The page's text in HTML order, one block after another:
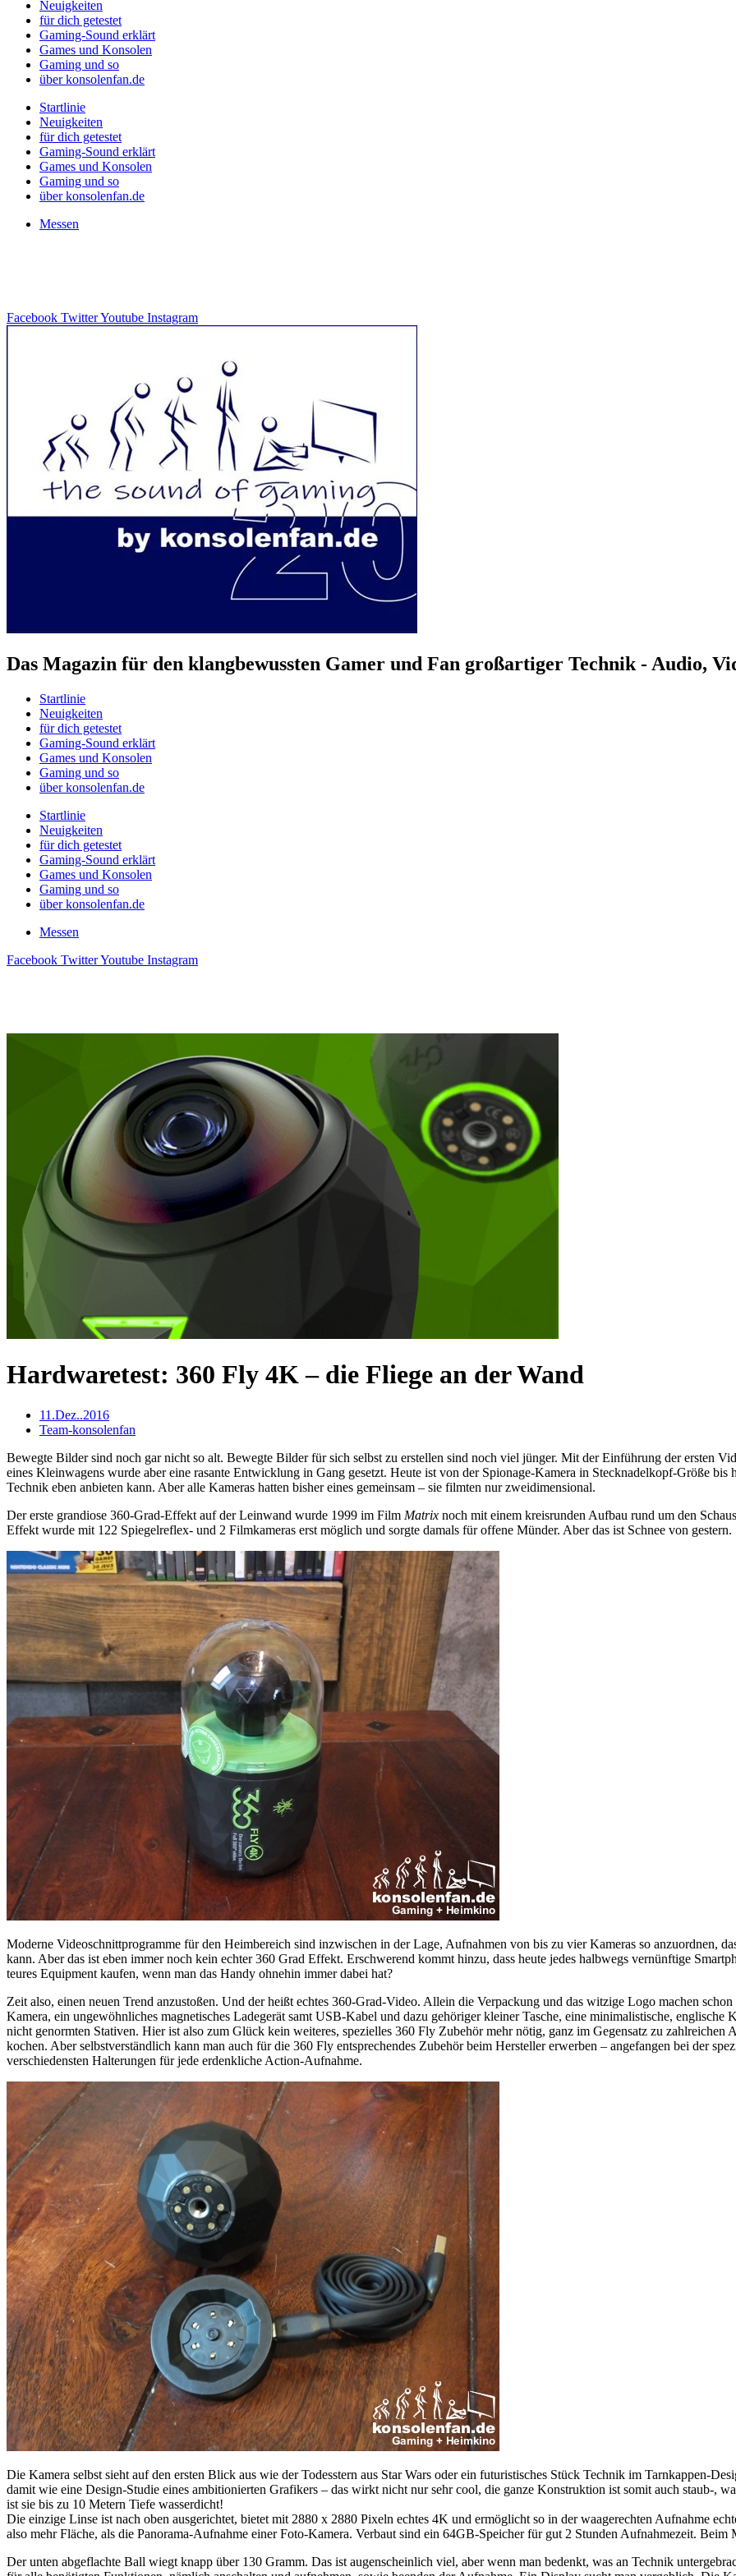
Neuigkeiten
für dich getestet
Gaming-Sound erklärt
Games und Konsolen
Gaming und so
über konsolenfan.de
Startlinie
Neuigkeiten
für dich getestet
Gaming-Sound erklärt
Games und Konsolen
Gaming und so
über konsolenfan.de
Messen
Facebook TwitterYoutube Instagram
Das Magazin für den klangbewussten Gamer und Fan großartiger Technik - Audio,
Startlinie
Neuigkeiten
für dich getestet
Gaming-Sound erklärt
Games und Konsolen
Gaming und so
über konsolenfan.de
Startlinie
Neuigkeiten
für dich getestet
Gaming-Sound erklärt
Games und Konsolen
Gaming und so
über konsolenfan.de
Messen
Facebook TwitterYoutube Instagram
Hardwaretest: 360 Fly 4K – die Fliege an der Wand
11.Dez..2016
Team-konsolenfan
Bewegte Bilder sind noch gar nicht so alt. Bewegte Bilder für sich selbst zu erstellen sind noch viel jünger. Mit der Einführung der ersten
eines Kleinwagens wurde aber eine rasante Entwicklung in Gang gesetzt. Heute ist von der Spionage-Kamera in Stecknadelkopf-Größe
Technik eben anbieten kann. Aber alle Kameras hatten bisher eines gemeinsam – sie filmten nur zweidimensional.
Der erste grandiose 360-Grad-Effekt auf der Leinwand wurde 1999 im Film Matrix noch mit einem kreisrunden Aufbau rund um den
Effekt wurde mit 122 Spiegelreflex- und 2 Filmkameras erst möglich und sorgte damals für offene Münder. Aber das ist Schnee von gestern.
Moderne Videoschnittprogramme für den Heimbereich sind inzwischen in der Lage, Aufnahmen von bis zu vier Kameras so anzuordnen,
kann. Aber das ist eben immer noch kein echter 360 Grad Effekt. Erschwerend kommt hinzu, dass heute jedes halbwegs vernünftige
teures Equipment kaufen, wenn man das Handy ohnehin immer dabei hat?
Zeit also, einen neuen Trend anzustoßen. Und der heißt echtes 360-Grad-Video. Allein die Verpackung und das witzige Logo machen
Kamera, ein ungewöhnliches magnetisches Ladegerät samt USB-Kabel und dazu gehöriger kleiner Tasche, eine minimalistische,
nicht genormten Stativen. Hier ist also zum Glück kein weiteres, spezielles 360 Fly Zubehör mehr nötig, ganz im Gegensatz zu zahlreichen
kochen. Aber selbstverständlich kann man auch für die 360 Fly entsprechendes Zubehör beim Hersteller erwerben – angefangen bei der
verschiedensten Halterungen für jede erdenkliche Action-Aufnahme.
Die Kamera selbst sieht auf den ersten Blick aus wie der Todesstern aus Star Wars oder ein futuristisches Stück Technik im Tarnkappen-
damit wie eine Design-Studie eines ambitionierten Grafikers – das wirkt nicht nur sehr cool, die ganze Konstruktion ist somit auch staub-,
ist sie bis zu 10 Metern Tiefe wasserdicht!
Die einzige Linse ist nach oben ausgerichtet, bietet mit 2880 x 2880 Pixeln echtes 4K und ermöglicht so in der waagerechten Aufnahme
also mehr Fläche, als die Panorama-Aufnahme einer Foto-Kamera. Verbaut sind ein 64GB-Speicher für gut 2 Stunden Aufnahmezeit.
Der unten abgeflachte Ball wiegt knapp über 130 Gramm. Das ist augenscheinlich viel, aber wenn man bedenkt, was an Technik